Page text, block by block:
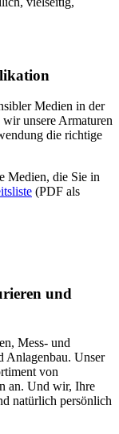
Medien in der
unsere Armaturen
die richtige
Medien, die Sie in
(PDF als
und
Mess- und
Anlagenbau. Unser
von
an. Und wir, Ihre
natürlich persönlich